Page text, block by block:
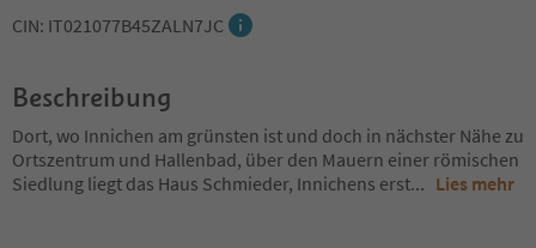
CIN: IT021077B45ZALN7JC
Beschreibung
Dort, wo Innichen am grünsten ist und doch in nächster Nähe zu
Ortszentrum und Hallenbad, über den Mauern einer römischen
Siedlung liegt das Haus Schmieder, Innichens erst... Lies mehr